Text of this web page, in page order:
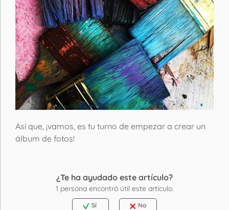
Así que, ¡vamos, es tu turno de empezar a crear un
álbum de fotos!
¿Te ha ayudado este artículo?
1 persona encontró útil este artículo.
Sí No